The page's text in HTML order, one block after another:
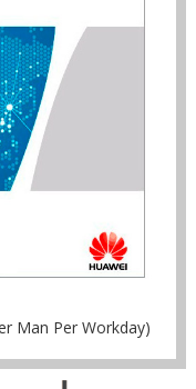
Man Per Workday)